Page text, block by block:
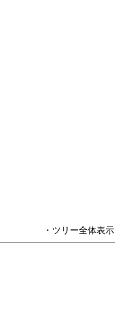
・ツリー全体表示